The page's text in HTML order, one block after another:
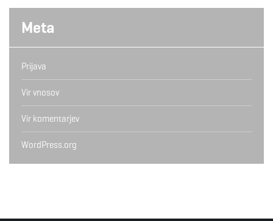
Meta
Prijava
Vir vnosov
Vir komentarjev
WordPress.org